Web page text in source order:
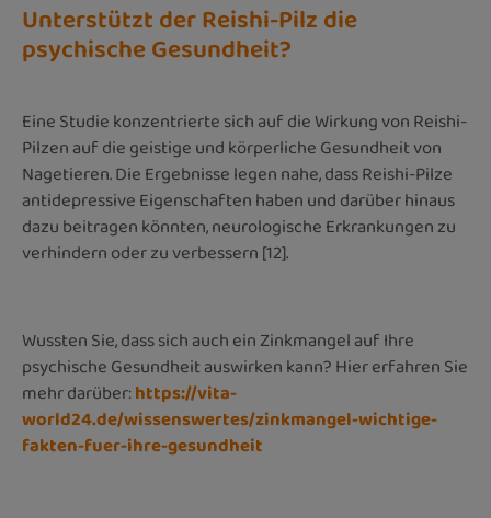
Unterstützt der Reishi-Pilz die
psychische Gesundheit?
Eine Studie konzentrierte sich auf die Wirkung von Reishi-
Pilzen auf die geistige und körperliche Gesundheit von
Nagetieren. Die Ergebnisse legen nahe, dass Reishi-Pilze
antidepressive Eigenschaften haben und darüber hinaus
dazu beitragen könnten, neurologische Erkrankungen zu
verhindern oder zu verbessern [12].
Wussten Sie, dass sich auch ein Zinkmangel auf Ihre
psychische Gesundheit auswirken kann? Hier erfahren Sie
mehr darüber:https://vita-
world24.de/wissenswertes/zinkmangel-wichtige-
fakten-fuer-ihre-gesundheit